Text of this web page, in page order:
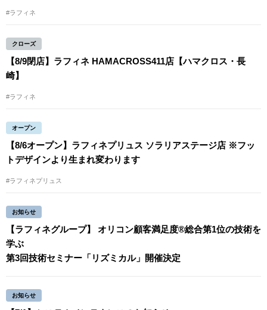
#ラフィネ
クローズ
【8/9閉店】ラフィネ HAMACROSS411店【ハマクロス・長
崎】
#ラフィネ
オープン
【8/6オープン】ラフィネプリュス ソラリアステージ店 ※フッ
トデザインより生まれ変わります
#ラフィネプリュス
お知らせ
【ラフィネグループ】 オリコン顧客満足度®総合第1位の技術を
学ぶ
第3回技術セミナー「リズミカル」開催決定
お知らせ